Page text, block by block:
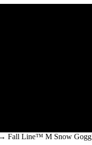
→ Fall Line™ M Snow